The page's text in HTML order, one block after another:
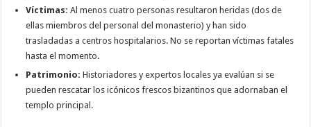
Víctimas: Al menos cuatro personas resultaron heridas (dos de
ellas miembros del personal del monasterio) y han sido
trasladadas a centros hospitalarios. No se reportan víctimas fatales
hasta el momento.
Patrimonio: Historiadores y expertos locales ya evalúan si se
pueden rescatar los icónicos frescos bizantinos que adornaban el
templo principal.